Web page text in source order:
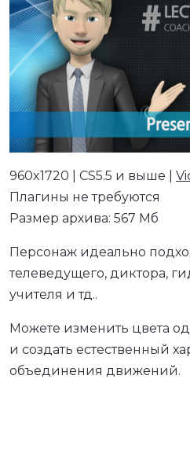
960x1720 | CS5.5 и выше |
Плагины не требуются
Размер архива: 567 Мб
Персонаж идеально
телеведущего, диктора,
учителя и тд..
Можете изменить цвета
и создать естественный
объединения движений.